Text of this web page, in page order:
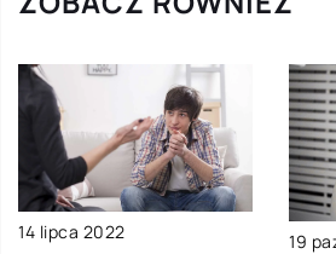
14 lipca 2022 19